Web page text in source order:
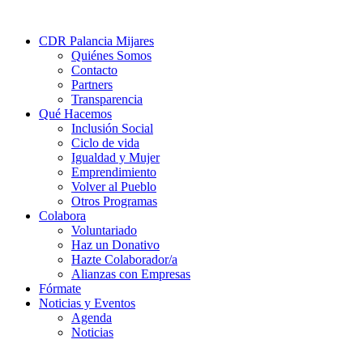
CDR Palancia Mijares
Quiénes Somos
Contacto
Partners
Transparencia
Qué Hacemos
Inclusión Social
Ciclo de vida
Igualdad y Mujer
Emprendimiento
Volver al Pueblo
Otros Programas
Colabora
Voluntariado
Haz un Donativo
Hazte Colaborador/a
Alianzas con Empresas
Fórmate
Noticias y Eventos
Agenda
Noticias